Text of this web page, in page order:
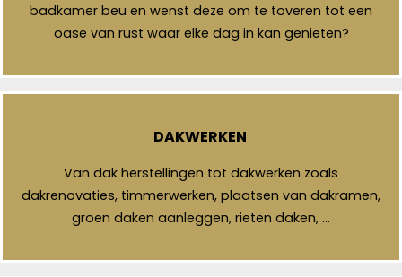
badkamer beu en wenst deze om te toveren tot een
oase van rust waar elke dag in kan genieten?
DAKWERKEN
Van dak herstellingen tot dakwerken zoals
dakrenovaties, timmerwerken, plaatsen van dakramen,
groen daken aanleggen, rieten daken, …